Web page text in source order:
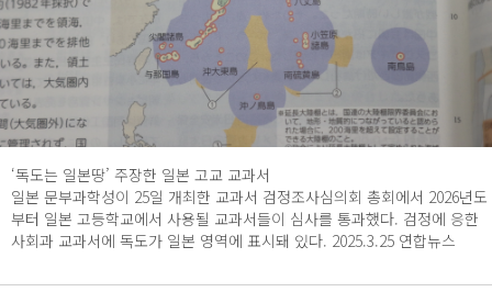
‘독도는 일본땅’ 주장한 일본 고교 교과서
일본 문부과학성이 25일 개최한 교과서 검정조사심의회 총회에서 2026년도
부터 일본 고등학교에서 사용될 교과서들이 심사를 통과했다. 검정에 응한
사회과 교과서에 독도가 일본 영역에 표시돼 있다. 2025.3.25 연합뉴스